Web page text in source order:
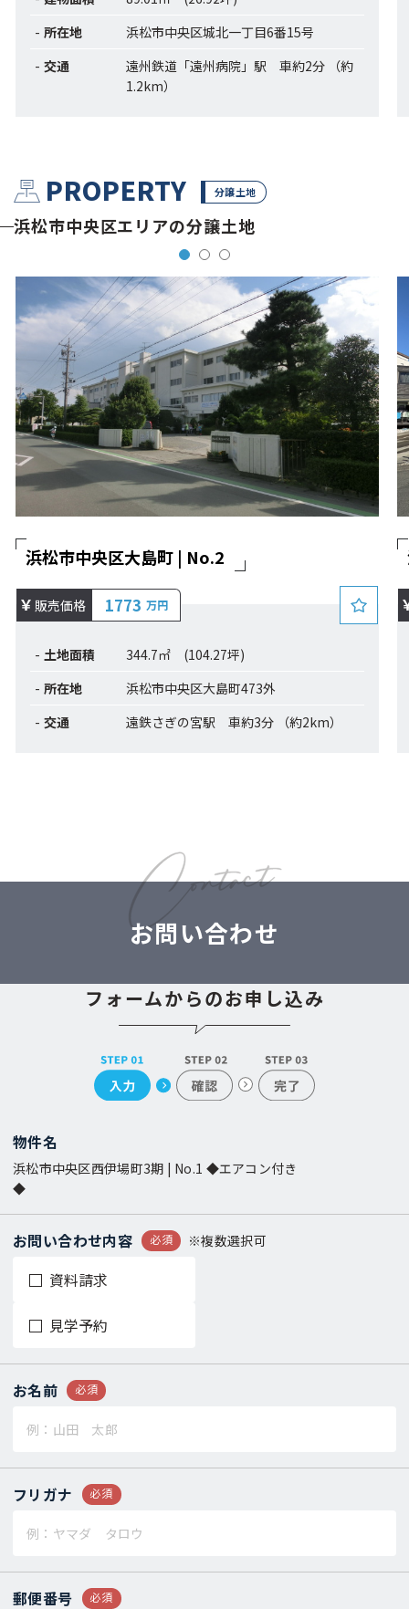
所在地
浜松市中央区城北一丁目6番15号
交通
遠州鉄道「遠州病院」駅 車約2分 （約
1.2km）
PROPERTY 分譲土地
浜松市中央区エリアの分譲土地
浜松市中央区大島町 | No.2
販売価格 1773 万円
土地面積
344.7㎡ (104.27坪)
所在地
浜松市中央区大島町473外
交通
遠鉄さぎの宮駅 車約3分 （約2km）
お問い合わせ
フォームからのお申し込み
物件名
浜松市中央区西伊場町3期 | No.1 ◆エアコン付き
◆
お問い合わせ内容 ※複数選択可
必須
資料請求
見学予約
お名前 必須
フリガナ 必須
郵便番号 必須